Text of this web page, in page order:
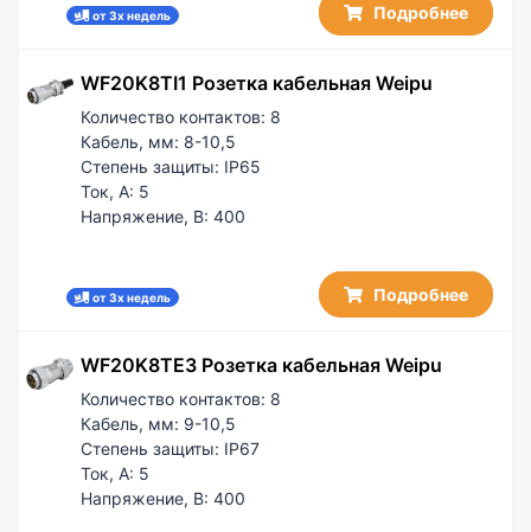
от 3х недель Подробнее
WF20K8TI1 Розетка кабельная Weipu
Количество контактов: 8
Кабель, мм: 8-10,5
Степень защиты: IP65
Ток, А: 5
Напряжение, В: 400
от 3х недель Подробнее
WF20K8TE3 Розетка кабельная Weipu
Количество контактов: 8
Кабель, мм: 9-10,5
Степень защиты: IP67
Ток, А: 5
Напряжение, В: 400